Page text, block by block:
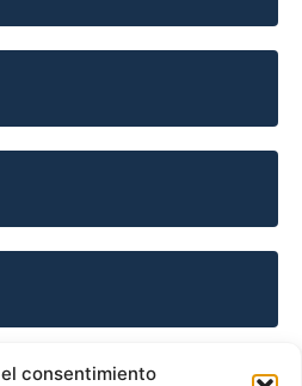
consentimiento